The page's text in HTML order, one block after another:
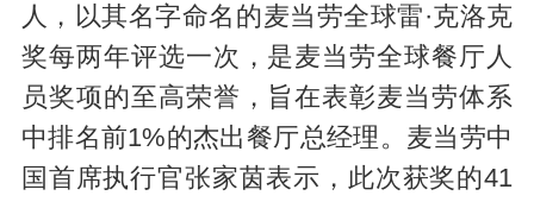
人，以其名字命名的麦当劳全球雷·克洛克
奖每两年评选一次，是麦当劳全球餐厅人
员奖项的至高荣誉，旨在表彰麦当劳体系
中排名前1%的杰出餐厅总经理。麦当劳中
国首席执行官张家茵表示，此次获奖的41